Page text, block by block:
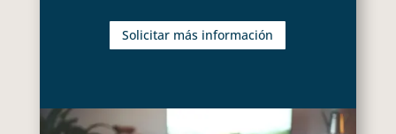
Solicitar más información